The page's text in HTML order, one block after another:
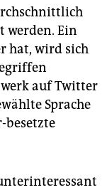
werden. Ein
hat, wird sich
auf Twitter
Sprache
besetzte